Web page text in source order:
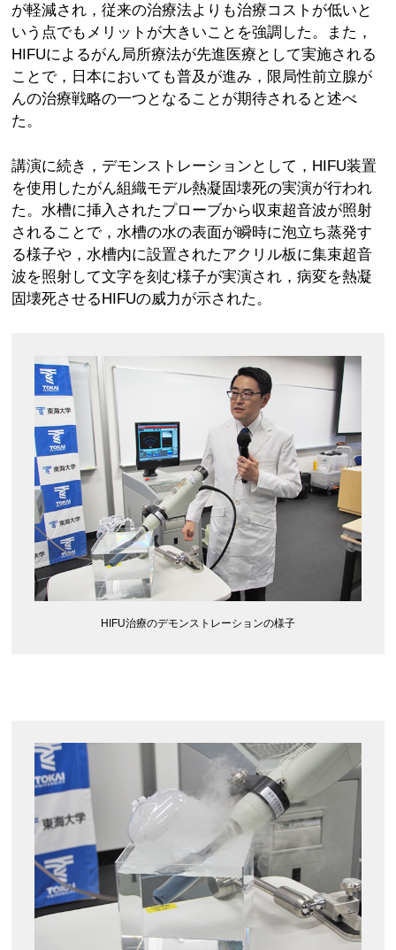
が軽減され，従来の治療法よりも治療コストが低いと
いう点でもメリットが大きいことを強調した。また，
HIFUによるがん局所療法が先進医療として実施される
ことで，日本においても普及が進み，限局性前立腺が
んの治療戦略の一つとなることが期待されると述べ
た。
講演に続き，デモンストレーションとして，HIFU装置
を使用したがん組織モデル熱凝固壊死の実演が行われ
た。水槽に挿入されたプローブから収束超音波が照射
されることで，水槽の水の表面が瞬時に泡立ち蒸発す
る様子や，水槽内に設置されたアクリル板に集束超音
波を照射して文字を刻む様子が実演され，病変を熱凝
固壊死させるHIFUの威力が示された。
HIFU治療のデモンストレーションの様子